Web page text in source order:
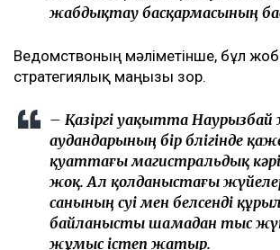
жабдықтау басқармасының
Ведомствоның мәліметінше, бұл
стратегиялық маңызы зор.
– Қазіргі уақытта
аудандарының бір бөлігінде
қуаттағы магистральдық
жоқ. Ал қолданыстағы
санының өсуі мен белсенді
байланысты шамадан тыс
жұмыс істеп жатыр.